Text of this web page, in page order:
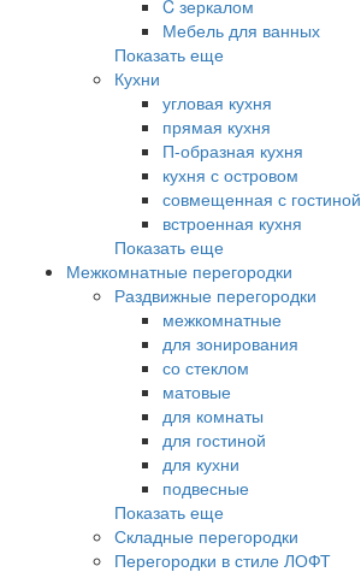
C зеркалом
Мебель для ванных
Показать еще
Кухни
угловая кухня
прямая кухня
П-образная кухня
кухня с островом
совмещенная с гостиной
встроенная кухня
Показать еще
Межкомнатные перегородки
Раздвижные перегородки
межкомнатные
для зонирования
со стеклом
матовые
для комнаты
для гостиной
для кухни
подвесные
Показать еще
Складные перегородки
Перегородки в стиле ЛОФТ